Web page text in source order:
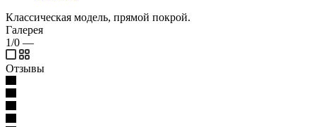
Классическая модель, прямой покрой.
Галерея
1/0 —
Отзывы